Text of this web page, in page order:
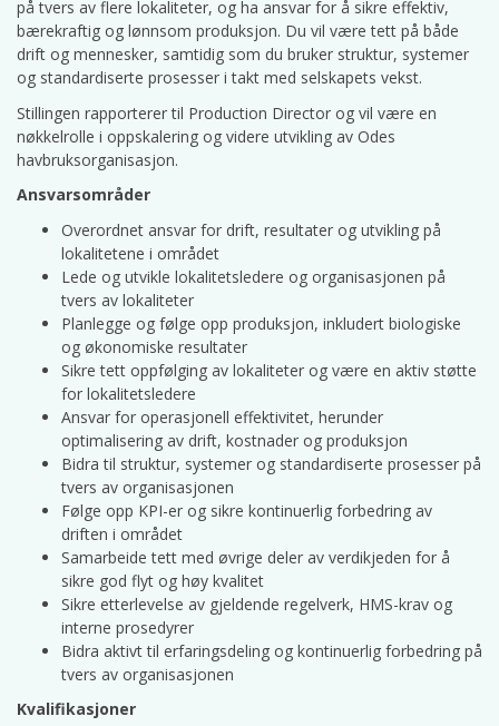
på tvers av flere lokaliteter, og ha ansvar for å sikre effektiv,
bærekraftig og lønnsom produksjon. Du vil være tett på både
drift og mennesker, samtidig som du bruker struktur, systemer
og standardiserte prosesser i takt med selskapets vekst.
Stillingen rapporterer til Production Director og vil være en
nøkkelrolle i oppskalering og videre utvikling av Odes
havbruksorganisasjon.
Ansvarsområder
Overordnet ansvar for drift, resultater og utvikling på
lokalitetene i området
Lede og utvikle lokalitetsledere og organisasjonen på
tvers av lokaliteter
Planlegge og følge opp produksjon, inkludert biologiske
og økonomiske resultater
Sikre tett oppfølging av lokaliteter og være en aktiv støtte
for lokalitetsledere
Ansvar for operasjonell effektivitet, herunder
optimalisering av drift, kostnader og produksjon
Bidra til struktur, systemer og standardiserte prosesser på
tvers av organisasjonen
Følge opp KPI-er og sikre kontinuerlig forbedring av
driften i området
Samarbeide tett med øvrige deler av verdikjeden for å
sikre god flyt og høy kvalitet
Sikre etterlevelse av gjeldende regelverk, HMS-krav og
interne prosedyrer
Bidra aktivt til erfaringsdeling og kontinuerlig forbedring på
tvers av organisasjonen
Kvalifikasjoner